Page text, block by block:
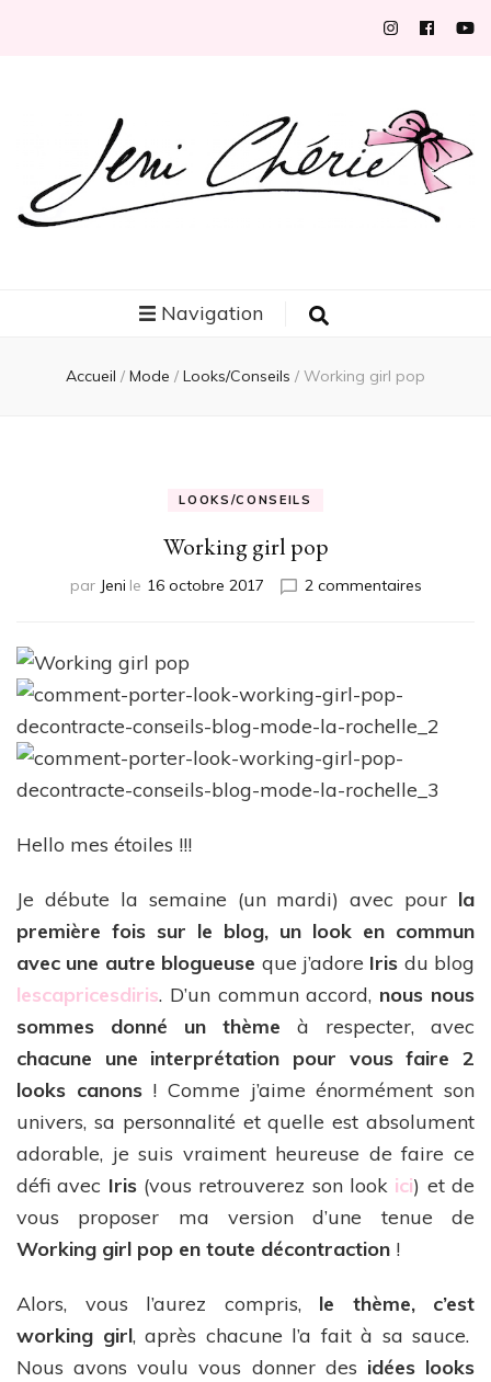
Navigation
Accueil / Mode / Looks/Conseils / Working girl pop
LOOKS/CONSEILS
Working girl pop
par Jeni le 16 octobre 2017 2 commentairessur
Hello mes étoiles !!!
Je débute la semaine (un mardi) avec pour la
première fois sur le blog, un look en commun
avec une autre blogueuse que j’adore Iris du blog
lescapricesdiris. D’un commun accord, nous nous
sommes donné un thème à respecter, avec
chacune une interprétation pour vous faire 2
looks canons! Comme j’aime énormément son
univers, sa personnalité et quelle est absolument
adorable, je suis vraiment heureuse de faire ce
défi avec Iris(vous retrouverez son look ici) et de
vous proposer ma version d’une tenue de
Working girl pop en toute décontraction !
Alors, vous l’aurez compris, le thème, c’est
working girl, après chacune l’a fait à sa sauce.
Nous avons voulu vous donner des idées looks